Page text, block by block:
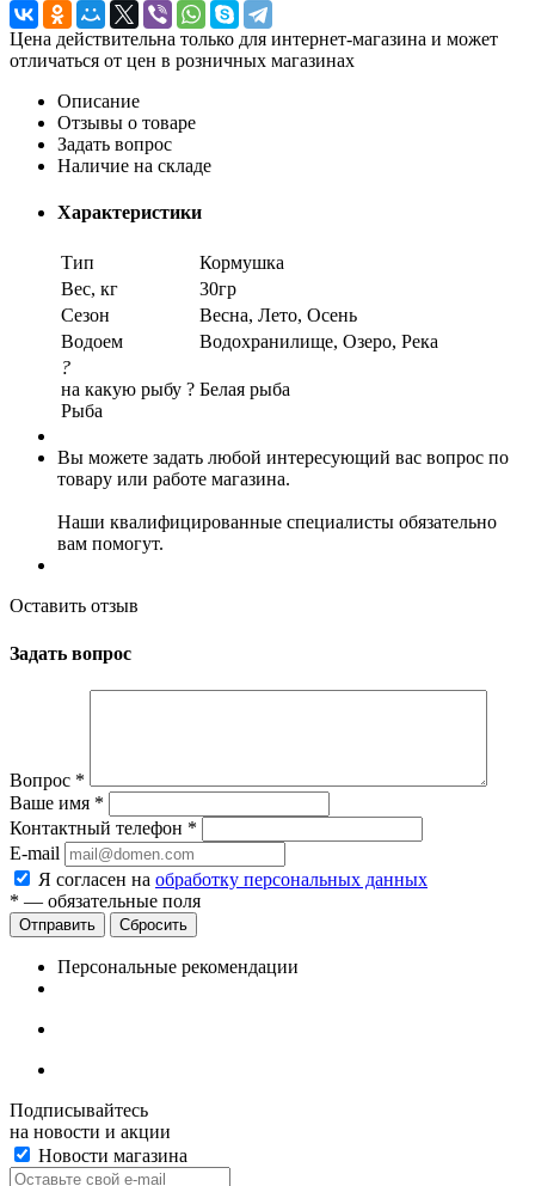
Цена действительна только для интернет-магазина и может
отличаться от цен в розничных магазинах
Описание
Отзывы о товаре
Задать вопрос
Наличие на складе
Характеристики
Тип
Кормушка
Вес, кг
30гр
Сезон
Весна, Лето, Осень
Водоем
Водохранилище, Озеро, Река
?
на какую рыбу ?
Рыба
Белая рыба
Вы можете задать любой интересующий вас вопрос по
товару или работе магазина.
Наши квалифицированные специалисты обязательно
вам помогут.
Оставить отзыв
Задать вопрос
Вопрос *
Ваше имя *
Контактный телефон *
E-mail
Я согласен на обработку персональных данных
* — обязательные поля
Сбросить
Персональные рекомендации
Подписывайтесь
на новости и акции
Новости магазина